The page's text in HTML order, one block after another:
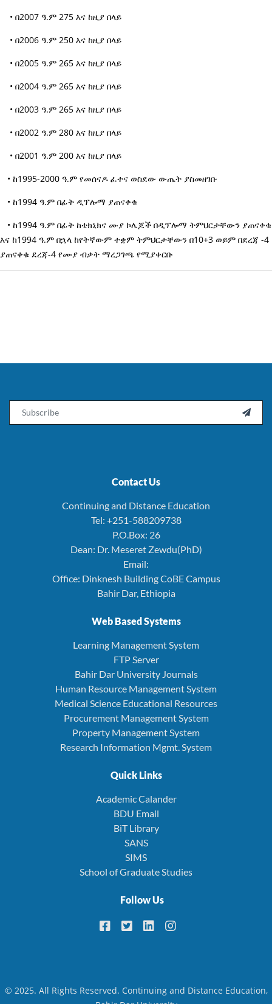
• በ2007 ዓ.ም 275 እና ከዚያ በላይ
• በ2006 ዓ.ም 250 እና ከዚያ በላይ
• በ2005 ዓ.ም 265 እና ከዚያ በላይ
• በ2004 ዓ.ም 265 እና ከዚያ በላይ
• በ2003 ዓ.ም 265 እና ከዚያ በላይ
• በ2002 ዓ.ም 280 እና ከዚያ በላይ
• በ2001 ዓ.ም 200 እና ከዚያ በላይ
• ከ1995-2000 ዓ.ም የመሰናዶ ፈተና ወስደው ውጤት ያስመዘገቡ
• ከ1994 ዓ.ም በፊት ዲፕሎማ ያጠናቀቁ
• ከ1994 ዓ.ም በፊት ከቴክኒክና ሙያ ኮሌጆች በዲፕሎማ ትምህርታቸውን ያጠናቀቁ
እና ከ1994 ዓ.ም በኋላ ከየትኛውም ተቋም ትምህርታቸውን በ10+3 ወይም በደረጃ -4
ያጠናቀቁ ደረጃ-4 የሙያ ብቃት ማረጋገጫ የሚያቀርቡ

Contact Us
Continuing and Distance Education
Tel: +251-588209738
P.O.Box: 26
Dean: Dr. Meseret Zewdu(PhD)
Email:
Office: Dinknesh Building CoBE Campus
Bahir Dar, Ethiopia
Web Based Systems
Learning Management System
FTP Server
Bahir Dar University Journals
Human Resource Management System
Medical Science Educational Resources
Procurement Management System
Property Management System
Research Information Mgmt. System
Quick Links
Academic Calander
BDU Email
BiT Library
SANS
SIMS
School of Graduate Studies
Follow Us
© 2025. All Rights Reserved. Continuing and Distance Education,